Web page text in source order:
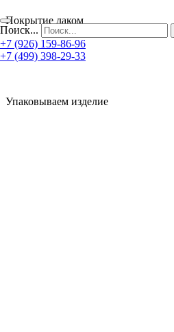
Поиск...
+7 (926) 159-86-96
+7 (499) 398-29-33
Покрытие лаком
Упаковываем изделие